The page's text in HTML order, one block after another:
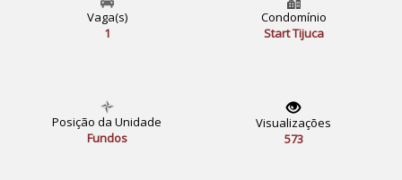
Vaga(s)
1
Condomínio
Start Tijuca
Posição da Unidade
Fundos
Visualizações
573